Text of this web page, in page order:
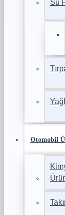
Su
Otomobil